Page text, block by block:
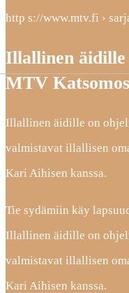
http s://www.mtv.fi ›
Illallinen äidille
MTV
Illallinen äidille on
valmistavat illallisen
Kari Aihisen kanssa.
Tie sydämiin käy
Illallinen äidille on
valmistavat illallisen
Kari Aihisen kanssa.